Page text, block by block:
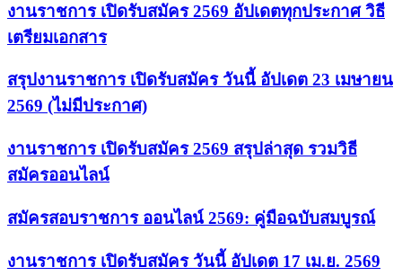
งานราชการ เปิดรับสมัคร 2569 อัปเดตทุกประกาศ วิธี
เตรียมเอกสาร
สรุปงานราชการ เปิดรับสมัคร วันนี้ อัปเดต 23 เมษายน
2569 (ไม่มีประกาศ)
งานราชการ เปิดรับสมัคร 2569 สรุปล่าสุด รวมวิธี
สมัครออนไลน์
สมัครสอบราชการ ออนไลน์ 2569: คู่มือฉบับสมบูรณ์
งานราชการ เปิดรับสมัคร วันนี้ อัปเดต 17 เม.ย. 2569